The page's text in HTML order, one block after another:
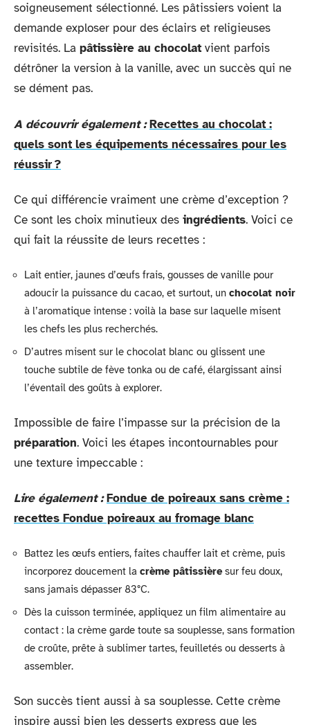
soigneusement sélectionné. Les pâtissiers voient la
demande exploser pour des éclairs et religieuses
revisités. La pâtissière au chocolat vient parfois
détrôner la version à la vanille, avec un succès qui ne
se dément pas.
A découvrir également : Recettes au chocolat :
quels sont les équipements nécessaires pour les
réussir ?
Ce qui différencie vraiment une crème d’exception ?
Ce sont les choix minutieux des ingrédients. Voici ce
qui fait la réussite de leurs recettes :
Lait entier, jaunes d’œufs frais, gousses de vanille pour
adoucir la puissance du cacao, et surtout, un chocolat noir
à l’aromatique intense : voilà la base sur laquelle misent
les chefs les plus recherchés.
D’autres misent sur le chocolat blanc ou glissent une
touche subtile de fève tonka ou de café, élargissant ainsi
l’éventail des goûts à explorer.
Impossible de faire l’impasse sur la précision de la
préparation. Voici les étapes incontournables pour
une texture impeccable :
Lire également : Fondue de poireaux sans crème :
recettes Fondue poireaux au fromage blanc
Battez les œufs entiers, faites chauffer lait et crème, puis
incorporez doucement la crème pâtissièresur feu doux,
sans jamais dépasser 83°C.
Dès la cuisson terminée, appliquez un film alimentaire au
contact : la crème garde toute sa souplesse, sans formation
de croûte, prête à sublimer tartes, feuilletés ou desserts à
assembler.
Son succès tient aussi à sa souplesse. Cette crème
inspire aussi bien les desserts express que les